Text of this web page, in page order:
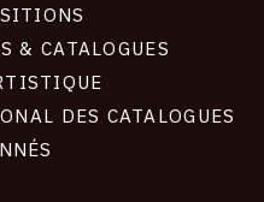
& CATALOGUES
DES CATALOGUES